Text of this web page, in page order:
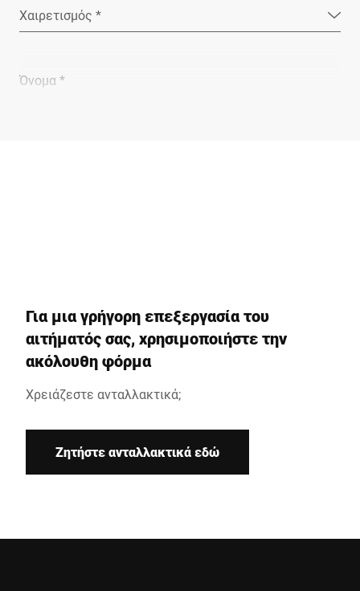
Χαιρετισμός *
Όνομα *
Οδός *
Ταχυδρομικός κώδικας *
E-mail *
Για μια γρήγορη επεξεργασία του
αιτήματός σας, χρησιμοποιήστε την
ακόλουθη φόρμα
Χρειάζεστε ανταλλακτικά;
Ζητήστε ανταλλακτικά εδώ